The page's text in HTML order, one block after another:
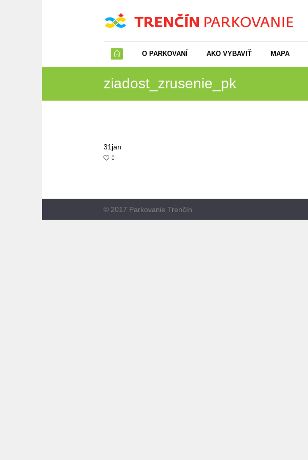
O PARKOVANÍ AKO VYBAVIŤ MAPA
ziadost_zrusenie_pk
31 jan
0
© 2017 Parkovanie Trenčín